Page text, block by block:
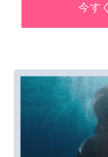
今す